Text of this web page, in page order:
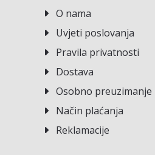
O nama
Uvjeti poslovanja
Pravila privatnosti
Dostava
Osobno preuzimanje
Način plaćanja
Reklamacije